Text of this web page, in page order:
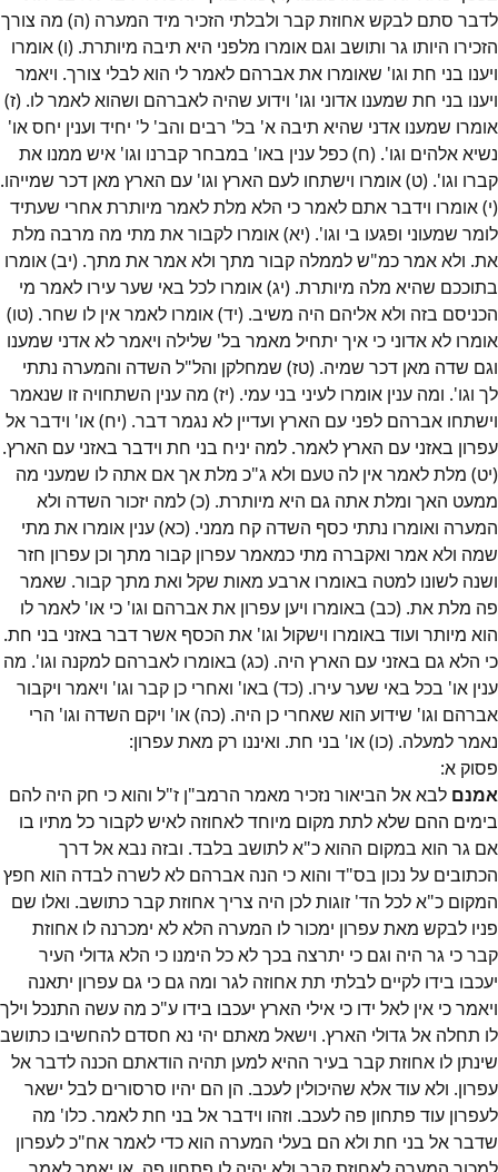
לדבר סתם לבקש אחוזת קבר ולבלתי הזכיר מיד המערה (ה) מה צורך
הזכירו היותו גר ותושב וגם אומרו מלפני היא תיבה מיותרת. (ו) אומרו
ויענו בני חת וגו' שאומרו את אברהם לאמר לי הוא לבלי צורך. ויאמר
ויענו בני חת שמענו אדוני וגו' וידוע שהיה לאברהם ושהוא לאמר לו. (ז)
אומרו שמענו אדני שהיא תיבה א' בל' רבים והב' ל' יחיד וענין יחס או'
נשיא אלהים וגו'. (ח) כפל ענין באו' במבחר קברנו וגו' איש ממנו את
קברו וגו'. (ט) אומרו וישתחו לעם הארץ וגו' עם הארץ מאן דכר שמייהו.
(י) אומרו וידבר אתם לאמר כי הלא מלת לאמר מיותרת אחרי שעתיד
לומר שמעוני ופגעו בי וגו'. (יא) אומרו לקבור את מתי מה מרבה מלת
את. ולא אמר כמ"ש לממלה קבור מתך ולא אמר את מתך. (יב) אומרו
בתוככם שהיא מלה מיותרת. (יג) אומרו לכל באי שער עירו לאמר מי
הכניסם בזה ולא אליהם היה משיב. (יד) אומרו לאמר אין לו שחר. (טו)
אומרו לא אדוני כי איך יתחיל מאמר בל' שלילה ויאמר לא אדני שמענו
וגם שדה מאן דכר שמיה. (טז) שמחלקן והל"ל השדה והמערה נתתי
לך וגו'. ומה ענין אומרו לעיני בני עמי. (יז) מה ענין השתחויה זו שנאמר
וישתחו אברהם לפני עם הארץ ועדיין לא נגמר דבר. (יח) או' וידבר אל
עפרון באזני עם הארץ לאמר. למה יניח בני חת וידבר באזני עם הארץ.
(יט) מלת לאמר אין לה טעם ולא ג"כ מלת אך אם אתה לו שמעני מה
ממעט האך ומלת אתה גם היא מיותרת. (כ) למה יזכור השדה ולא
המערה ואומרו נתתי כסף השדה קח ממני. (כא) ענין אומרו את מתי
שמה ולא אמר ואקברה מתי כמאמר עפרון קבור מתך וכן עפרון חזר
ושנה לשונו למטה באומרו ארבע מאות שקל ואת מתך קבור. שאמר
פה מלת את. (כב) באומרו ויען עפרון את אברהם וגו' כי או' לאמר לו
הוא מיותר ועוד באומרו וישקול וגו' את הכסף אשר דבר באזני בני חת.
כי הלא גם באזני עם הארץ היה. (כג) באומרו לאברהם למקנה וגו'. מה
ענין או' בכל באי שער עירו. (כד) באו' ואחרי כן קבר וגו' ויאמר ויקבור
אברהם וגו' שידוע הוא שאחרי כן היה. (כה) או' ויקם השדה וגו' הרי
נאמר למעלה. (כו) או' בני חת. ואיננו רק מאת עפרון:
פסוק א:
אמנם לבא אל הביאור נזכיר מאמר הרמב"ן ז"ל והוא כי חק היה להם
בימים ההם שלא לתת מקום מיוחד לאחוזה לאיש לקבור כל מתיו בו
אם גר הוא במקום ההוא כ"א לתושב בלבד. ובזה נבא אל דרך
הכתובים על נכון בס"ד והוא כי הנה אברהם לא לשרה לבדה הוא חפץ
המקום כ"א לכל הד' זוגות לכן היה צריך אחוזת קבר כתושב. ואלו שם
פניו לבקש מאת עפרון ימכור לו המערה הלא לא ימכרנה לו אחוזת
קבר כי גר היה וגם כי יתרצה בכך לא כל הימנו כי הלא גדולי העיר
יעכבו בידו לקיים לבלתי תת אחוזה לגר ומה גם כי גם עפרון יתאנה
ויאמר כי אין לאל ידו כי אילי הארץ יעכבו בידו ע"כ מה עשה התנכל וילך
לו תחלה אל גדולי הארץ. וישאל מאתם יהי נא חסדם להחשיבו כתושב
שינתן לו אחוזת קבר בעיר ההיא למען תהיה הודאתם הכנה לדבר אל
עפרון. ולא עוד אלא שהיכולין לעכב. הן הם יהיו סרסורים לבל ישאר
לעפרון עוד פתחון פה לעכב. וזהו וידבר אל בני חת לאמר. כלו' מה
שדבר אל בני חת ולא הם בעלי המערה הוא כדי לאמר אח"כ לעפרון